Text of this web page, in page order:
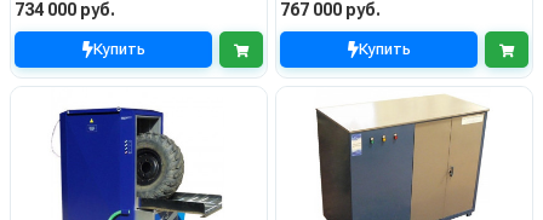
734 000 руб.
Купить
767 000 руб.
Купить